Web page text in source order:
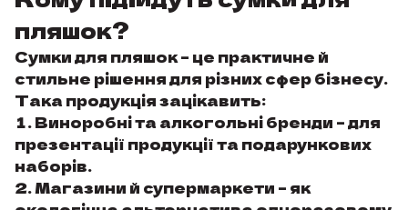
пляшок?
Сумки для пляшок – це практичне й
стильне рішення для різних сфер бізнесу.
Така продукція зацікавить:
Виноробні та алкогольні бренди – для
презентації продукції та подарункових
наборів.
Магазини й супермаркети – як